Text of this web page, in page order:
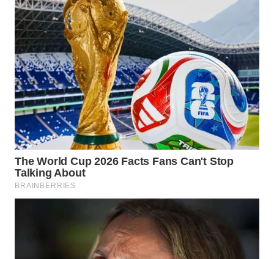
WAHANA
SPORT
WAHANA
UMKM
WAHANA
SELEB
WAHANA
PERSONA
WAHANA